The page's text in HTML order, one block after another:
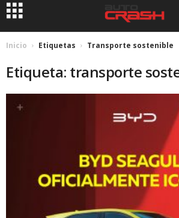
Inicio Etiquetas Transporte sostenible
Etiqueta: transporte